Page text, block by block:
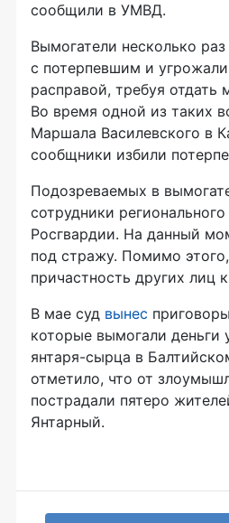
сообщили в УМВД.
Вымогатели несколько раз
с потерпевшим и
расправой, требуя отдать
Во время одной из таких
Маршала Василевского в
сообщники избили
Подозреваемых в
сотрудники
Росгвардии. На данный
под стражу. Помимо
причастность других лиц
В мае суд вынес
которые вымогали деньги
янтаря-сырца в
отметило, что от
пострадали пятеро
Янтарный.